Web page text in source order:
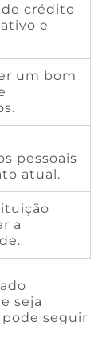
crédito
e
um bom
pessoais
atual.
a
seja
pode seguir